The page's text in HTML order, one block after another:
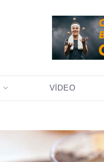
VIDEO